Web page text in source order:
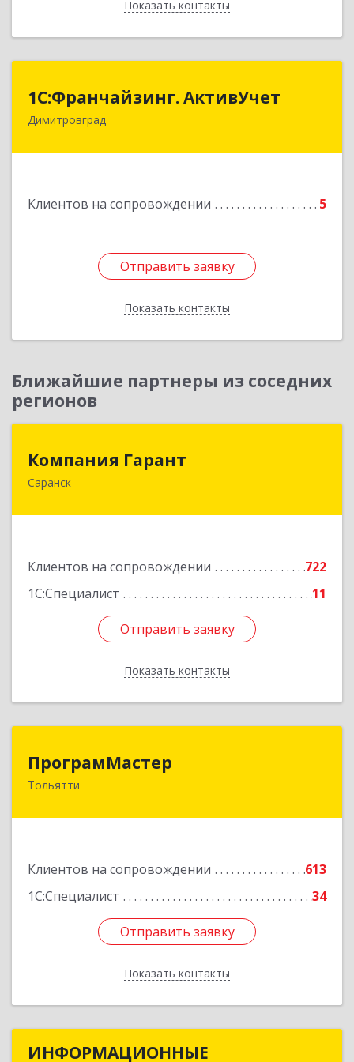
Показать контакты
Назад
1С:Франчайзинг. АктивУчет
Димитровград
Клиентов на сопровождении 5
Отправить заявку
Показать контакты
1С:Франчайзинг. АктивУчет
433505, Ульяновская обл., г. Димитровград, ул.
Отправить заявку
Назад
Ближайшие партнеры из соседних
регионов
Компания Гарант
Саранск
Клиентов на сопровождении
722
1С:Специалист
11
Отправить заявку
Показать контакты
Отправить заявку
Назад
ПрограмМастер
Тольятти
Клиентов на сопровождении
613
1С:Специалист
34
Отправить заявку
Показать контакты
Отправить заявку
Назад
ИНФОРМАЦИОННЫЕИНФОРМАЦИОННЫЕ